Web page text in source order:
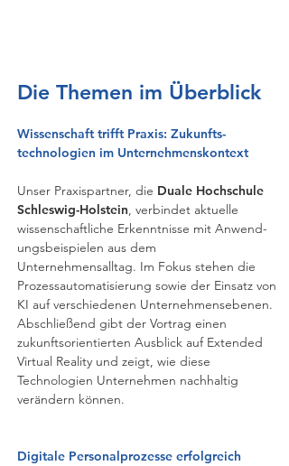
Die Themen im Überblick
Wissenschaft trifft Praxis: Zukunfts-
technologien im Unternehmenskontext
Unser Praxispartner, die Duale Hochschule
Schleswig-Holstein, verbindet aktuelle
wissenschaftliche Erkenntnisse mit Anwend-
ungsbeispielen aus dem
Unternehmensalltag. Im Fokus stehen die
Prozessautomatisierung sowie der Einsatz von
KI auf verschiedenen Unternehmensebenen.
Abschließend gibt der Vortrag einen
zukunftsorientierten Ausblick auf Extended
Virtual Reality und zeigt, wie diese
Technologien Unternehmen nachhaltig
verändern können.​​
Digitale Personalprozesse erfolgreich